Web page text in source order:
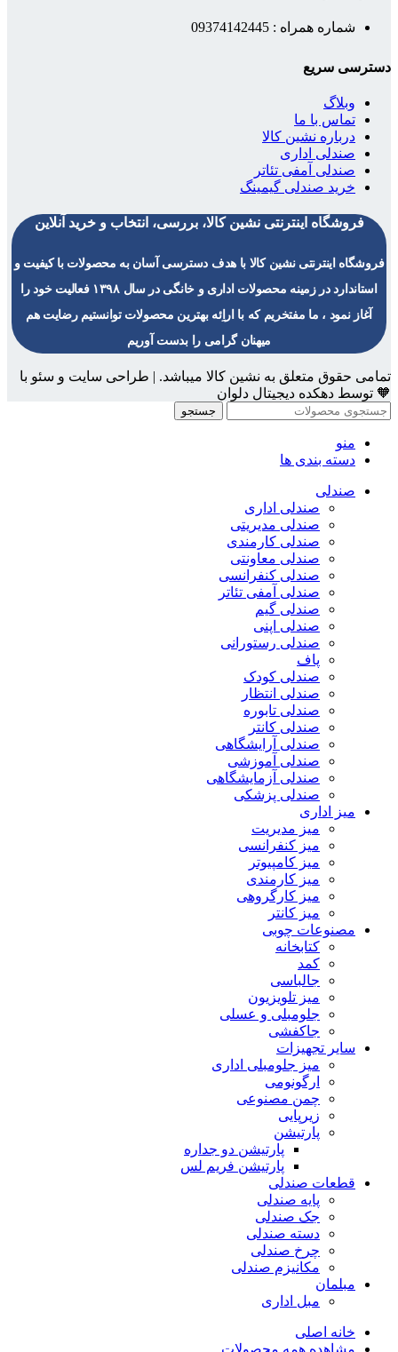
شماره همراه : 09374142445
دسترسی سریع
وبلاگ
تماس با ما
درباره نشین کالا
صندلی اداری
صندلی آمفی تئاتر
خرید صندلی گیمینگ
فروشگاه اینترنتی نشین کالا، بررسی، انتخاب و خرید آنلاین
فروشگاه اینترنتی نشین کالا با هدف دسترسی آسان به محصولات با کیفیت و
استاندارد در زمینه محصولات اداری و خانگی در سال ۱۳۹۸ فعالیت خود را
آغاز نمود ، ما مفتخریم که با اراِئه بهترین محصولات توانستیم رضایت هم
میهنان گرامی را بدست آوریم
تمامی حقوق متعلق به نشین کالا میباشد. | طراحی سایت و سئو با
🧡 توسط دهکده دیجیتال دلوان
جستجو
منو
دسته بندی ها
صندلی
صندلی اداری
صندلی مدیریتی
صندلی کارمندی
صندلی معاونتی
صندلی کنفرانسی
صندلی آمفی تئاتر
صندلی گیم
صندلی اپنی
صندلی رستورانی
پاف
صندلی کودک
صندلی انتظار
صندلی تابوره
صندلی کانتر
صندلی آرایشگاهی
صندلی آموزشی
صندلی آزمایشگاهی
صندلی پزشکی
میز اداری
میز مدیریت
میز کنفرانسی
میز کامپیوتر
میز کارمندی
میز کارگروهی
میز کانتر
مصنوعات چوبی
کتابخانه
کمد
جالباسی
میز تلویزیون
جلومبلی و عسلی
جاکفشی
سایر تجهیزات
میز جلومبلی اداری
ارگونومی
چمن مصنوعی
زیرپایی
پارتیشن
پارتیشن دو جداره
پارتیشن فریم لس
قطعات صندلی
پایه صندلی
جک صندلی
دسته صندلی
چرخ صندلی
مکانیزم صندلی
مبلمان
مبل اداری
خانه اصلی
مشاهده همه محصولات